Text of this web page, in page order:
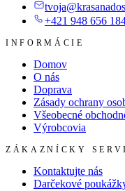
+421 948 656
INFORMÁCIE
Domov
O nás
Doprava
Zásady ochrany
Všeobecné
Výrobcovia
ZÁKAZNÍCKY
Kontaktujte nás
Darčekové